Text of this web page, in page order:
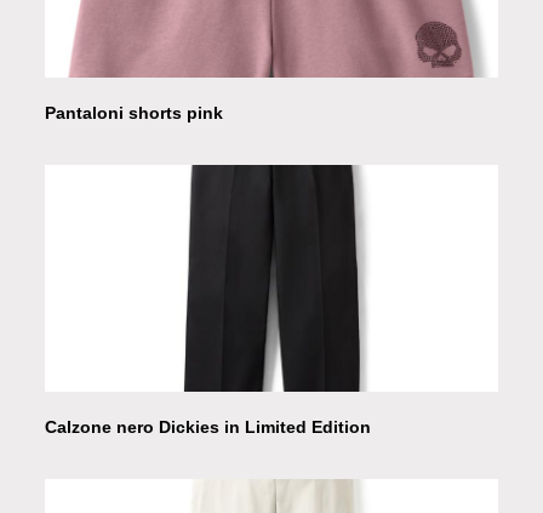
Pantaloni shorts pink
Calzone nero Dickies in Limited Edition